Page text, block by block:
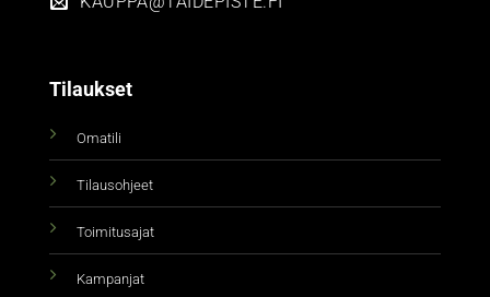
Tilaukset
Omatili
Tilausohjeet
Toimitusajat
Kampanjat